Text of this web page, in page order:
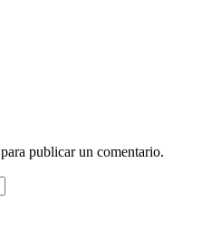
para publicar un comentario.